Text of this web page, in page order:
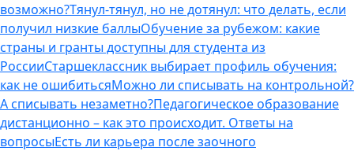
возможно?Тянул-тянул, но не дотянул: что делать, если
получил низкие баллыОбучение за рубежом: какие
страны и гранты доступны для студента из
РоссииСтаршеклассник выбирает профиль обучения:
как не ошибитьсяМожно ли списывать на контрольной?
А списывать незаметно?Педагогическое образование
дистанционно – как это происходит. Ответы на
вопросыЕсть ли карьера после заочного